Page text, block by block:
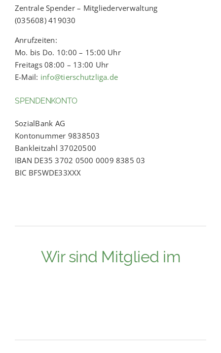
Zentrale Spender – Mitgliederverwaltung
(035608) 419030
Anrufzeiten:
Mo. bis Do. 10:00 – 15:00 Uhr
Freitags 08:00 – 13:00 Uhr
E-Mail: info@tierschutzliga.de
SPENDENKONTO
SozialBank AG
Kontonummer 9838503
Bankleitzahl 37020500
IBAN DE35 3702 0500 0009 8385 03
BIC BFSWDE33XXX
Wir sind Mitglied im